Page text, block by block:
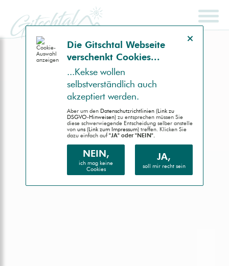
SCHNELLSUCHE
ENDGERÄT
Handheld (PDA)
Barrierefrei (AA)
Die Gitsch­tal Web­seite
ver­schenkt Coo­kies...
...Kek­se wollen
selbst­ver­ständlich auch
akzep­tiert werden.
Aber um den Daten­schutz­richtlinien (Link zu
DSGVO-Hinweisen) zu entsprechen müssen Sie
diese schwer­wiegende Entscheidung selber anstelle
von uns (Link zum Impressum) treffen. Klicken Sie
dazu einfach auf"JA" oder "NEIN".
NEIN,
ich mag keine
Cookies
JA,
soll mir recht sein